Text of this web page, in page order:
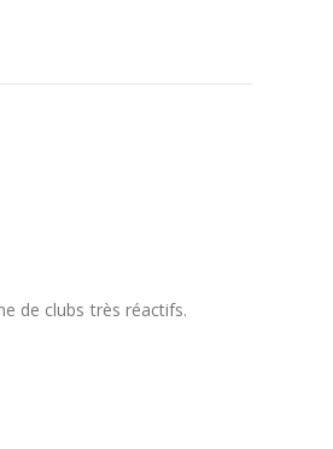
de clubs très réactifs.